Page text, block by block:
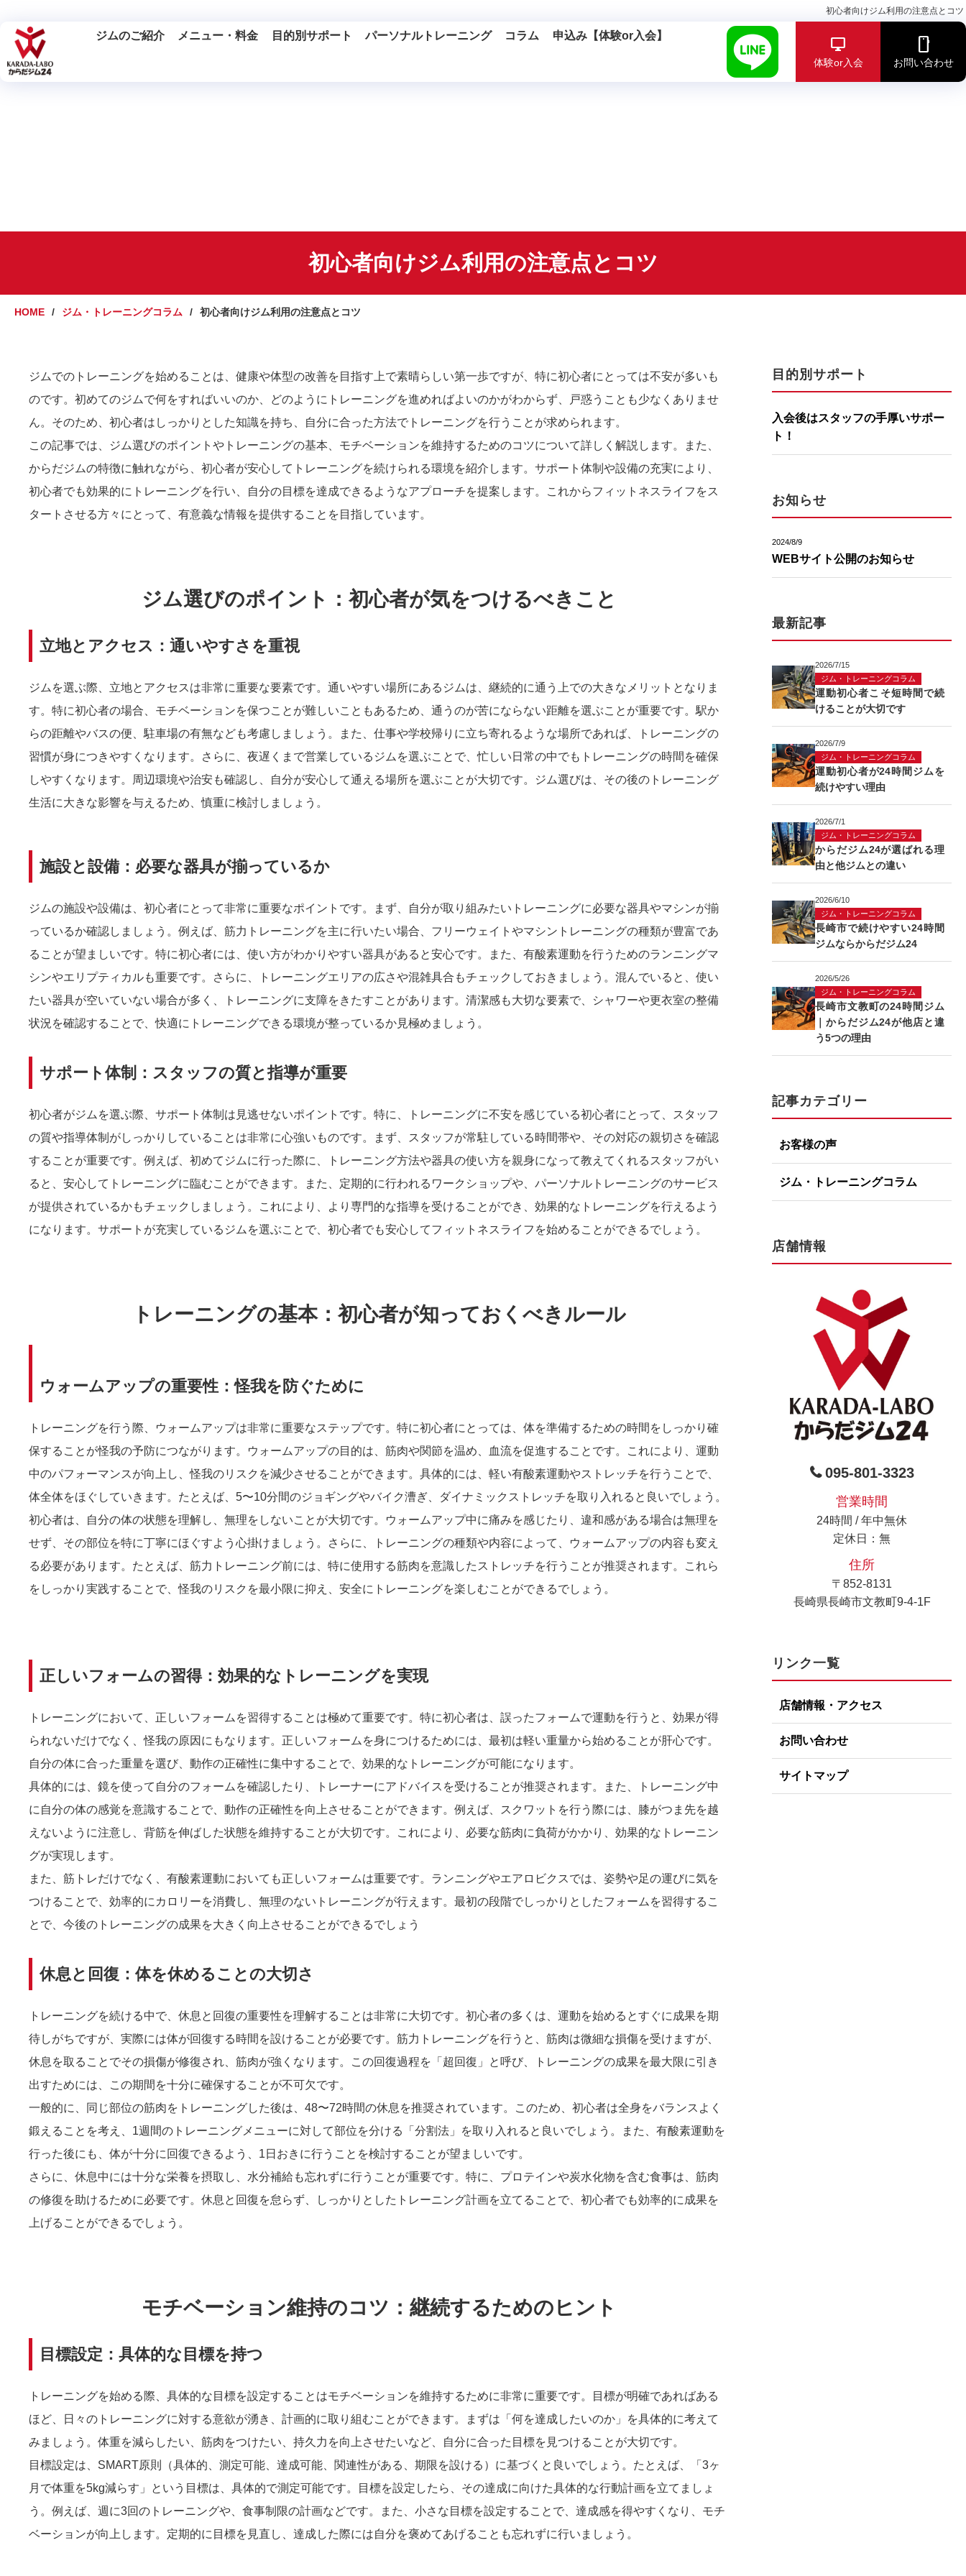
初心者向けジム利用の注意点とコツ
体験or入会 お問い合わせ
ジムのご紹介 メニュー・料金 目的別サポート パーソナルトレーニング コラム 申込み【体験or入会】
初心者向けジム利用の注意点とコツ
HOME ジム・トレーニングコラム 初心者向けジム利用の注意点とコツ
ジムでのトレーニングを始めることは、健康や体型の改善を目指す上で素晴らしい第一歩ですが、特に初心者にとっては不安が多いも
のです。初めてのジムで何をすればいいのか、どのようにトレーニングを進めればよいのかがわからず、戸惑うことも少なくありませ
ん。そのため、初心者はしっかりとした知識を持ち、自分に合った方法でトレーニングを行うことが求められます。
この記事では、ジム選びのポイントやトレーニングの基本、モチベーションを維持するためのコツについて詳しく解説します。また、
からだジムの特徴に触れながら、初心者が安心してトレーニングを続けられる環境を紹介します。サポート体制や設備の充実により、
初心者でも効果的にトレーニングを行い、自分の目標を達成できるようなアプローチを提案します。これからフィットネスライフをス
タートさせる方々にとって、有意義な情報を提供することを目指しています。
ジム選びのポイント：初心者が気をつけるべきこと
立地とアクセス：通いやすさを重視
ジムを選ぶ際、立地とアクセスは非常に重要な要素です。通いやすい場所にあるジムは、継続的に通う上での大きなメリットとなりま
す。特に初心者の場合、モチベーションを保つことが難しいこともあるため、通うのが苦にならない距離を選ぶことが重要です。駅か
らの距離やバスの便、駐車場の有無なども考慮しましょう。また、仕事や学校帰りに立ち寄れるような場所であれば、トレーニングの
習慣が身につきやすくなります。さらに、夜遅くまで営業しているジムを選ぶことで、忙しい日常の中でもトレーニングの時間を確保
しやすくなります。周辺環境や治安も確認し、自分が安心して通える場所を選ぶことが大切です。ジム選びは、その後のトレーニング
生活に大きな影響を与えるため、慎重に検討しましょう。
施設と設備：必要な器具が揃っているか
ジムの施設や設備は、初心者にとって非常に重要なポイントです。まず、自分が取り組みたいトレーニングに必要な器具やマシンが揃
っているか確認しましょう。例えば、筋力トレーニングを主に行いたい場合、フリーウェイトやマシントレーニングの種類が豊富であ
ることが望ましいです。特に初心者には、使い方がわかりやすい器具があると安心です。また、有酸素運動を行うためのランニングマ
シンやエリプティカルも重要です。さらに、トレーニングエリアの広さや混雑具合もチェックしておきましょう。混んでいると、使い
たい器具が空いていない場合が多く、トレーニングに支障をきたすことがあります。清潔感も大切な要素で、シャワーや更衣室の整備
状況を確認することで、快適にトレーニングできる環境が整っているか見極めましょう。
サポート体制：スタッフの質と指導が重要
初心者がジムを選ぶ際、サポート体制は見逃せないポイントです。特に、トレーニングに不安を感じている初心者にとって、スタッフ
の質や指導体制がしっかりしていることは非常に心強いものです。まず、スタッフが常駐している時間帯や、その対応の親切さを確認
することが重要です。例えば、初めてジムに行った際に、トレーニング方法や器具の使い方を親身になって教えてくれるスタッフがい
ると、安心してトレーニングに臨むことができます。また、定期的に行われるワークショップや、パーソナルトレーニングのサービス
が提供されているかもチェックしましょう。これにより、より専門的な指導を受けることができ、効果的なトレーニングを行えるよう
になります。サポートが充実しているジムを選ぶことで、初心者でも安心してフィットネスライフを始めることができるでしょう。
トレーニングの基本：初心者が知っておくべきルール
ウォームアップの重要性：怪我を防ぐために
トレーニングを行う際、ウォームアップは非常に重要なステップです。特に初心者にとっては、体を準備するための時間をしっかり確
保することが怪我の予防につながります。ウォームアップの目的は、筋肉や関節を温め、血流を促進することです。これにより、運動
中のパフォーマンスが向上し、怪我のリスクを減少させることができます。具体的には、軽い有酸素運動やストレッチを行うことで、
体全体をほぐしていきます。たとえば、5〜10分間のジョギングやバイク漕ぎ、ダイナミックストレッチを取り入れると良いでしょう。
初心者は、自分の体の状態を理解し、無理をしないことが大切です。ウォームアップ中に痛みを感じたり、違和感がある場合は無理を
せず、その部位を特に丁寧にほぐすよう心掛けましょう。さらに、トレーニングの種類や内容によって、ウォームアップの内容も変え
る必要があります。たとえば、筋力トレーニング前には、特に使用する筋肉を意識したストレッチを行うことが推奨されます。これら
をしっかり実践することで、怪我のリスクを最小限に抑え、安全にトレーニングを楽しむことができるでしょう。
正しいフォームの習得：効果的なトレーニングを実現
トレーニングにおいて、正しいフォームを習得することは極めて重要です。特に初心者は、誤ったフォームで運動を行うと、効果が得
られないだけでなく、怪我の原因にもなります。正しいフォームを身につけるためには、最初は軽い重量から始めることが肝心です。
自分の体に合った重量を選び、動作の正確性に集中することで、効果的なトレーニングが可能になります。
具体的には、鏡を使って自分のフォームを確認したり、トレーナーにアドバイスを受けることが推奨されます。また、トレーニング中
に自分の体の感覚を意識することで、動作の正確性を向上させることができます。例えば、スクワットを行う際には、膝がつま先を越
えないように注意し、背筋を伸ばした状態を維持することが大切です。これにより、必要な筋肉に負荷がかかり、効果的なトレーニン
グが実現します。
また、筋トレだけでなく、有酸素運動においても正しいフォームは重要です。ランニングやエアロビクスでは、姿勢や足の運びに気を
つけることで、効率的にカロリーを消費し、無理のないトレーニングが行えます。最初の段階でしっかりとしたフォームを習得するこ
とで、今後のトレーニングの成果を大きく向上させることができるでしょう
休息と回復：体を休めることの大切さ
トレーニングを続ける中で、休息と回復の重要性を理解することは非常に大切です。初心者の多くは、運動を始めるとすぐに成果を期
待しがちですが、実際には体が回復する時間を設けることが必要です。筋力トレーニングを行うと、筋肉は微細な損傷を受けますが、
休息を取ることでその損傷が修復され、筋肉が強くなります。この回復過程を「超回復」と呼び、トレーニングの成果を最大限に引き
出すためには、この期間を十分に確保することが不可欠です。
一般的に、同じ部位の筋肉をトレーニングした後は、48〜72時間の休息を推奨されています。このため、初心者は全身をバランスよく
鍛えることを考え、1週間のトレーニングメニューに対して部位を分ける「分割法」を取り入れると良いでしょう。また、有酸素運動を
行った後にも、体が十分に回復できるよう、1日おきに行うことを検討することが望ましいです。
さらに、休息中には十分な栄養を摂取し、水分補給も忘れずに行うことが重要です。特に、プロテインや炭水化物を含む食事は、筋肉
の修復を助けるために必要です。休息と回復を怠らず、しっかりとしたトレーニング計画を立てることで、初心者でも効率的に成果を
上げることができるでしょう。
モチベーション維持のコツ：継続するためのヒント
目標設定：具体的な目標を持つ
トレーニングを始める際、具体的な目標を設定することはモチベーションを維持するために非常に重要です。目標が明確であればある
ほど、日々のトレーニングに対する意欲が湧き、計画的に取り組むことができます。まずは「何を達成したいのか」を具体的に考えて
みましょう。体重を減らしたい、筋肉をつけたい、持久力を向上させたいなど、自分に合った目標を見つけることが大切です。
目標設定は、SMART原則（具体的、測定可能、達成可能、関連性がある、期限を設ける）に基づくと良いでしょう。たとえば、「3ヶ
月で体重を5kg減らす」という目標は、具体的で測定可能です。目標を設定したら、その達成に向けた具体的な行動計画を立てましょ
う。例えば、週に3回のトレーニングや、食事制限の計画などです。また、小さな目標を設定することで、達成感を得やすくなり、モチ
ベーションが向上します。定期的に目標を見直し、達成した際には自分を褒めてあげることも忘れずに行いましょう。
目的別サポート
入会後はスタッフの手厚いサポー
ト！
お知らせ
2024/8/9
WEBサイト公開のお知らせ
最新記事
2026/7/15
ジム・トレーニングコラム
運動初心者こそ短時間で続
けることが大切です
2026/7/9
ジム・トレーニングコラム
運動初心者が24時間ジムを
続けやすい理由
2026/7/1
ジム・トレーニングコラム
からだジム24が選ばれる理
由と他ジムとの違い
2026/6/10
ジム・トレーニングコラム
長崎市で続けやすい24時間
ジムならからだジム24
2026/5/26
ジム・トレーニングコラム
長崎市文教町の24時間ジム
｜からだジム24が他店と違
う5つの理由
記事カテゴリー
お客様の声
ジム・トレーニングコラム
店舗情報
095-801-3323
営業時間
24時間 / 年中無休
定休日：無
住所
〒852-8131
長崎県長崎市文教町9-4-1F
リンク一覧
店舗情報・アクセス
お問い合わせ
サイトマップ